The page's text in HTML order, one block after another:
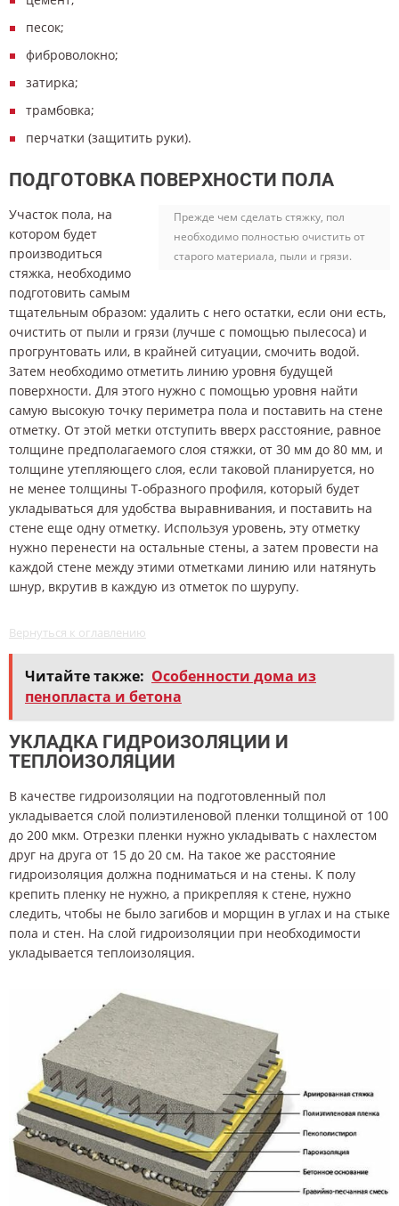
песок;
фиброволокно;
затирка;
трамбовка;
перчатки (защитить руки).
ПОДГОТОВКА ПОВЕРХНОСТИ ПОЛА
Прежде чем сделать стяжку, пол
необходимо полностью очистить от
старого материала, пыли и грязи.
Участок пола, на
котором будет
производиться
стяжка, необходимо
подготовить самым
тщательным образом: удалить с него остатки, если они есть,
очистить от пыли и грязи (лучше с помощью пылесоса) и
прогрунтовать или, в крайней ситуации, смочить водой.
Затем необходимо отметить линию уровня будущей
поверхности. Для этого нужно с помощью уровня найти
самую высокую точку периметра пола и поставить на стене
отметку. От этой метки отступить вверх расстояние, равное
толщине предполагаемого слоя стяжки, от 30 мм до 80 мм, и
толщине утепляющего слоя, если таковой планируется, но
не менее толщины Т-образного профиля, который будет
укладываться для удобства выравнивания, и поставить на
стене еще одну отметку. Используя уровень, эту отметку
нужно перенести на остальные стены, а затем провести на
каждой стене между этими отметками линию или натянуть
шнур, вкрутив в каждую из отметок по шурупу.
Вернуться к оглавлению
Читайте также: Особенности дома из
пенопласта и бетона
УКЛАДКА ГИДРОИЗОЛЯЦИИ И
ТЕПЛОИЗОЛЯЦИИ
В качестве гидроизоляции на подготовленный пол
укладывается слой полиэтиленовой пленки толщиной от 100
до 200 мкм. Отрезки пленки нужно укладывать с нахлестом
друг на друга от 15 до 20 см. На такое же расстояние
гидроизоляция должна подниматься и на стены. К полу
крепить пленку не нужно, а прикрепляя к стене, нужно
следить, чтобы не было загибов и морщин в углах и на стыке
пола и стен. На слой гидроизоляции при необходимости
укладывается теплоизоляция.